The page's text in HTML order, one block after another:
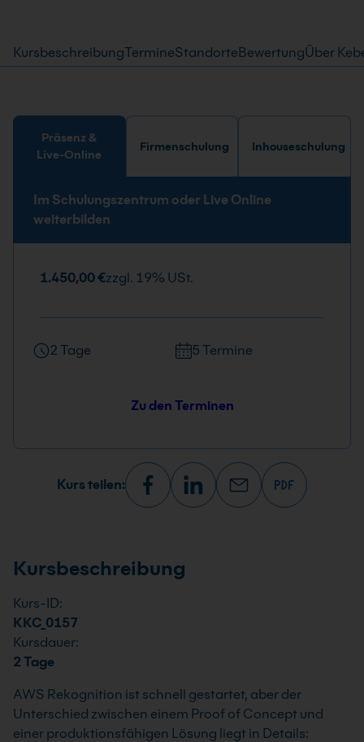
KursbeschreibungTermineStandorteBewertungÜber
Präsenz &
Live-Online
Firmenschulung Inhouseschulung
Im Schulungszentrum oder Live Online
weiterbilden
1.450,00 €zzgl. 19% USt.
2 Tage 5 Termine
Zu den Terminen
Kurs teilen:
Kursbeschreibung
Kurs-ID:
KKC_0157
Kursdauer:
2 Tage
AWS Rekognition ist schnell gestartet, aber der
Unterschied zwischen einem Proof of Concept und
einer produktionsfähigen Lösung liegt in Details: